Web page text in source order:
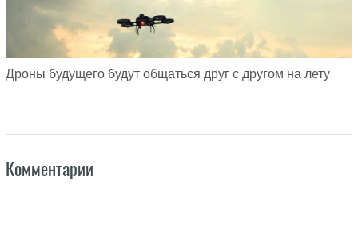
Дроны будущего будут общаться друг с другом на лету
Комментарии